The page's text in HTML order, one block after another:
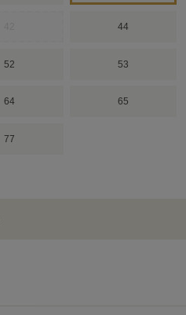
44
52 53
64 65
77